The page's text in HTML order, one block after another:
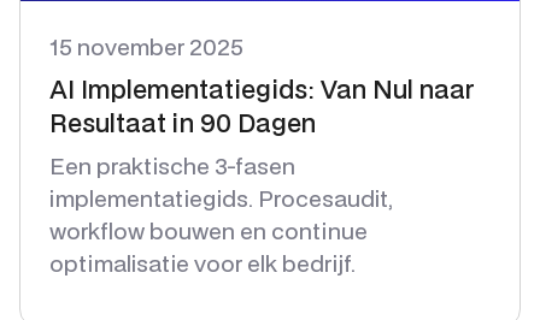
15 november 2025
AI Implementatiegids: Van Nul naar
Resultaat in 90 Dagen
Een praktische 3-fasen
implementatiegids. Procesaudit,
workflow bouwen en continue
optimalisatie voor elk bedrijf.